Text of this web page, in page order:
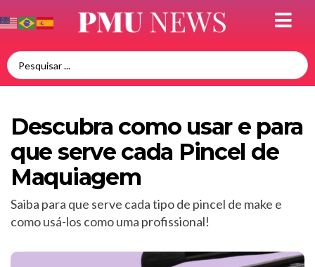
Descubra como usar e para
que serve cada Pincel de
Maquiagem
Saiba para que serve cada tipo de pincel de make e
como usá-los como uma profissional!